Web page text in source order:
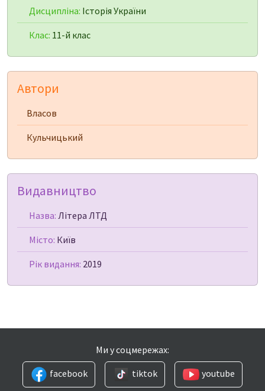
Дисципліна: Історія України
Клас: 11-й клас
Автори
Власов
Кульчицький
Видавництво
Назва: Літера ЛТД
Місто: Київ
Рік видання: 2019
Ми у соцмережах:
facebook
tiktok youtube